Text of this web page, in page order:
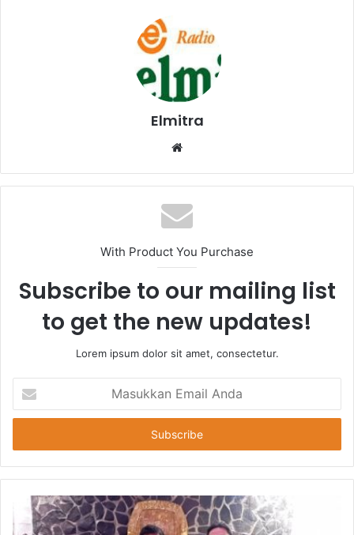
Elmitra
Website
With Product You Purchase
Subscribe to our mailing list
to get the new updates!
Lorem ipsum dolor sit amet, consectetur.
Email
Anda